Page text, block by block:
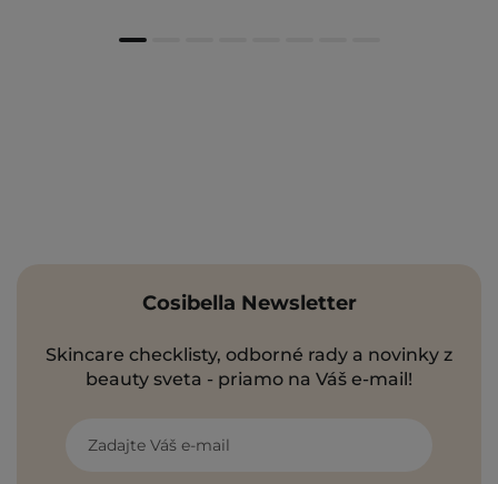
Cosibella Newsletter
Skincare checklisty, odborné rady a novinky z
beauty sveta - priamo na Váš e-mail!
Zadajte Váš e-mail